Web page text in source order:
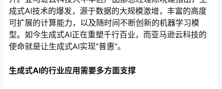
成式AI技术的爆发，源于数据的大规模激增，丰富的高度
可扩展的计算能力，以及随时间不断创新的机器学习模
型。如今生成式AI正在重塑千行百业，而亚马逊云科技的
使命就是让生成式AI实现“普惠”。
生成式AI的行业应用需要多方面支撑